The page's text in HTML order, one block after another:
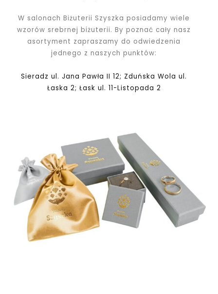
W salonach Biżuterii Szyszka posiadamy wiele
wzorów srebrnej biżuterii. By poznać cały nasz
asortyment zapraszamy do odwiedzenia
jednego z naszych punktów:
Sieradz ul. Jana Pawła II 12; Zduńska Wola ul.
Łaska 2; Łask ul. 11-Listopada 2